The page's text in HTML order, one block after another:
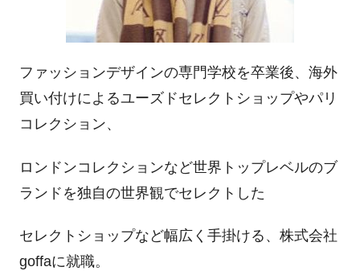
ファッションデザインの専門学校を卒業後、海外
買い付けによるユーズドセレクトショップやパリ
コレクション、
ロンドンコレクションなど世界トップレベルのブ
ランドを独自の世界観でセレクトした
セレクトショップなど幅広く手掛ける、株式会社
goffaに就職。